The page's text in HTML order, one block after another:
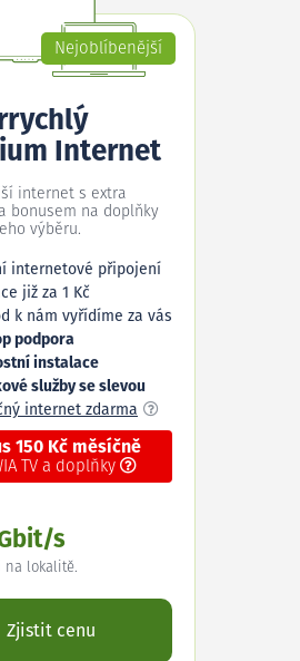
Nejoblíbenější
Internet
internet s extra
bonusem na doplňky
výběru.
internetové připojení
již za 1 Kč
k nám vyřídíme za vás
podpora
instalace
služby se slevou
internet zdarma
150 Kč měsíčně
TV a doplňky
s
na lokalitě.
Zjistit cenu